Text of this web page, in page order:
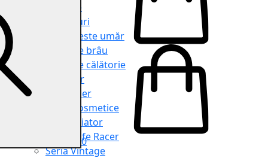
Serviete
Rucsacuri
Genți peste umăr
Genți de brâu
Genți de călătorie
Shopper
Organiser
Truse cosmetice
Seria Aviator
Seria Cafe Racer
Seria Vintage
0